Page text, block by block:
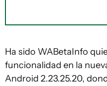
Ha sido WABetaInfo
funcionalidad en la
Android 2.23.25.20,